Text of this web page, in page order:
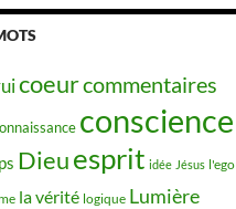
coeurcommentaires
conscience
Dieuesprit idée Jésus l'ego
la vérité logique Lumière